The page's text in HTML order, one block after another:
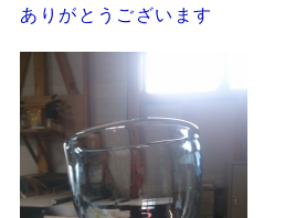
ありがとうございます